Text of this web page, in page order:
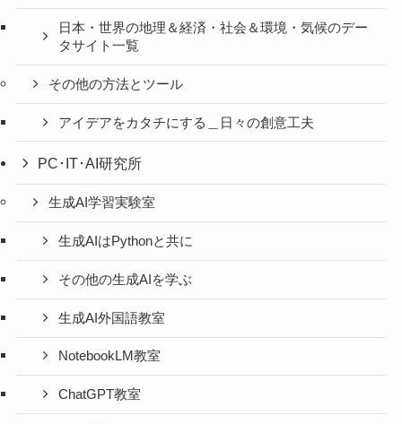
日本・世界の地理＆経済・社会＆環境・気候のデー
タサイト一覧
その他の方法とツール
アイデアをカタチにする＿日々の創意工夫
PC･IT･AI研究所
生成AI学習実験室
生成AIはPythonと共に
その他の生成AIを学ぶ
生成AI外国語教室
NotebookLM教室
ChatGPT教室